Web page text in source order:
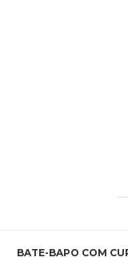
BATE-BAPO COM